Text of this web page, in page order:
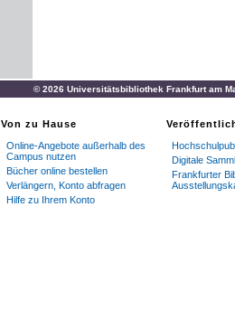
© 2026 Universitätsbibliothek Frankfurt am
Von zu Hause
Online-Angebote außerhalb des
Campus nutzen
Bücher online bestellen
Verlängern, Konto abfragen
Hilfe zu Ihrem Konto
Digitale
Frankfurter